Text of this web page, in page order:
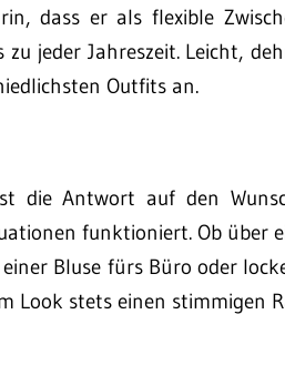
dass er als flexible
zu jeder Jahreszeit. Leicht,
Outfits an.
die Antwort auf den
funktioniert. Ob über
Bluse fürs Büro oder
Look stets einen stimmigen